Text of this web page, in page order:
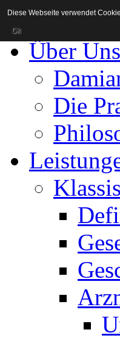
Startseite
Über Uns
Die
Diese Webseite verwendet
Ok